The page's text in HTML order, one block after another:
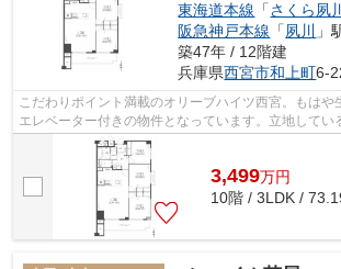
東海道本線 「さくら夙川
阪急神戸本線 「夙川
」
築47年 / 12階建
兵庫県西宮市和上町6-
こだわりポイント満載のオリーブハイツ西宮。もはや
エレベーター付きの物件となっています。立地してい
必要なスーパー、銀行等が近くにあり...
3,499万円
10階 / 3LDK /